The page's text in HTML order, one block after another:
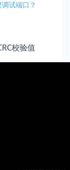
试端口？
校验值